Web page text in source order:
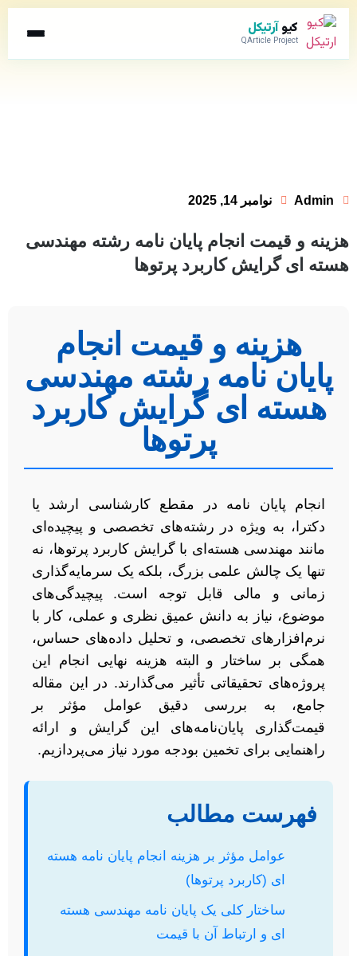
کیوآرتیکل
QArticle Project
Admin نوامبر 14, 2025
هزینه و قیمت انجام پایان نامه رشته مهندسی
هسته ای گرایش کاربرد پرتوها
هزینه و قیمت انجام
پایان نامه رشته مهندسی
هسته ای گرایش کاربرد
پرتوها
انجام پایان نامه در مقطع کارشناسی ارشد یا
دکترا، به ویژه در رشته‌های تخصصی و پیچیده‌ای
مانند مهندسی هسته‌ای با گرایش کاربرد پرتوها، نه
تنها یک چالش علمی بزرگ، بلکه یک سرمایه‌گذاری
زمانی و مالی قابل توجه است. پیچیدگی‌های
موضوع، نیاز به دانش عمیق نظری و عملی، کار با
نرم‌افزارهای تخصصی، و تحلیل داده‌های حساس،
همگی بر ساختار و البته هزینه نهایی انجام این
پروژه‌های تحقیقاتی تأثیر می‌گذارند. در این مقاله
جامع، به بررسی دقیق عوامل مؤثر بر
قیمت‌گذاری پایان‌نامه‌های این گرایش و ارائه
راهنمایی برای تخمین بودجه مورد نیاز می‌پردازیم.
فهرست مطالب
عوامل مؤثر بر هزینه انجام پایان نامه هسته
ای (کاربرد پرتوها)
ساختار کلی یک پایان نامه مهندسی هسته
ای و ارتباط آن با قیمت